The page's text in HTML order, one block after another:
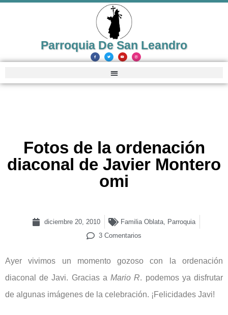
Parroquia De San Leandro
Fotos de la ordenación
diaconal de Javier Montero
omi
diciembre 20, 2010 Familia Oblata, Parroquia
3 Comentarios
Ayer vivimos un momento gozoso con la ordenación
diaconal de Javi. Gracias aMario R. podemos ya disfrutar
de algunas imágenes de la celebración. ¡Felicidades Javi!